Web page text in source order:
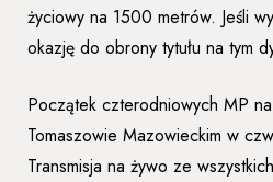
życiowy na 1500 metrów. Jeśli
okazję do obrony tytułu na tym
Początek czterodniowych MP
Tomaszowie Mazowieckim w
Transmisja na żywo ze